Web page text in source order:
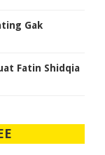
Gak
Fatin Shidqia